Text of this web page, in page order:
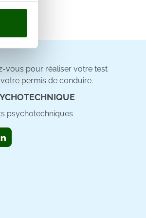
vous pour réaliser votre test
permis de conduire.
psychotechniques